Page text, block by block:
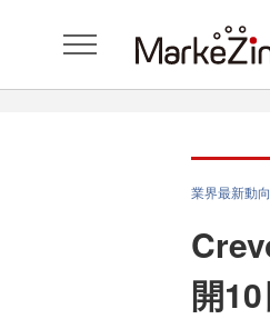
業界最新動
開